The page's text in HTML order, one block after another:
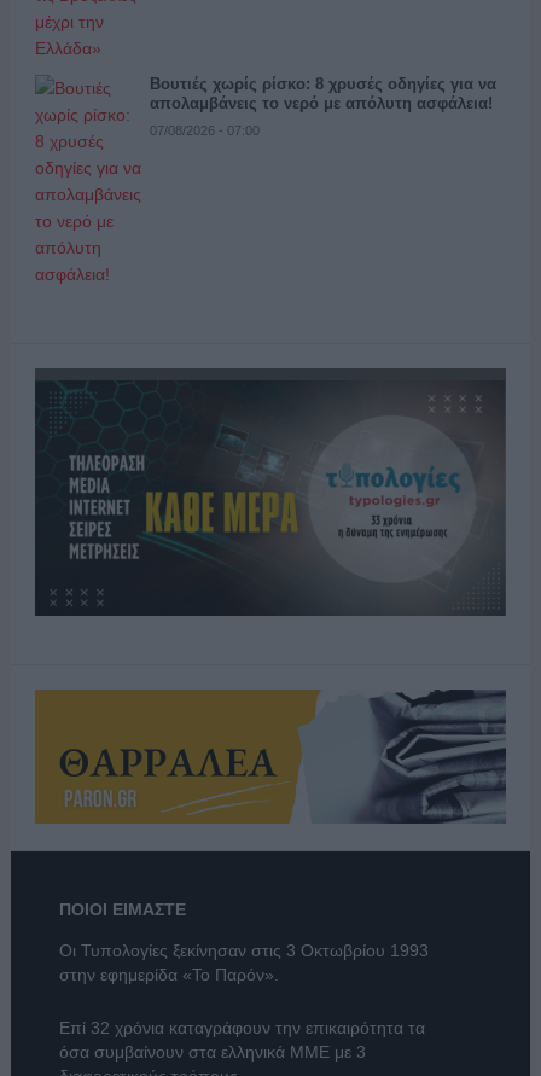
Βουτιές χωρίς ρίσκο: 8 χρυσές οδηγίες για να
απολαμβάνεις το νερό με απόλυτη ασφάλεια!
07/08/2026 - 07:00
ΠΟΙΟΙ ΕΙΜΑΣΤΕ
Οι Τυπολογίες ξεκίνησαν στις 3 Οκτωβρίου 1993
στην εφημερίδα «Το Παρόν».
Επί 32 χρόνια καταγράφουν την επικαιρότητα τα
όσα συμβαίνουν στα ελληνικά ΜΜΕ με 3